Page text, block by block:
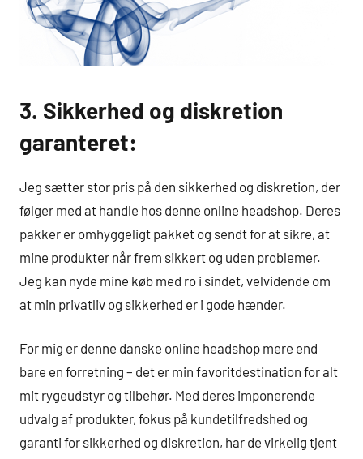
3. Sikkerhed og diskretion
garanteret:
Jeg sætter stor pris på den sikkerhed og diskretion, der
følger med at handle hos denne online headshop. Deres
pakker er omhyggeligt pakket og sendt for at sikre, at
mine produkter når frem sikkert og uden problemer.
Jeg kan nyde mine køb med ro i sindet, velvidende om
at min privatliv og sikkerhed er i gode hænder.
For mig er denne danske online headshop mere end
bare en forretning – det er min favoritdestination for alt
mit rygeudstyr og tilbehør. Med deres imponerende
udvalg af produkter, fokus på kundetilfredshed og
garanti for sikkerhed og diskretion, har de virkelig tjent